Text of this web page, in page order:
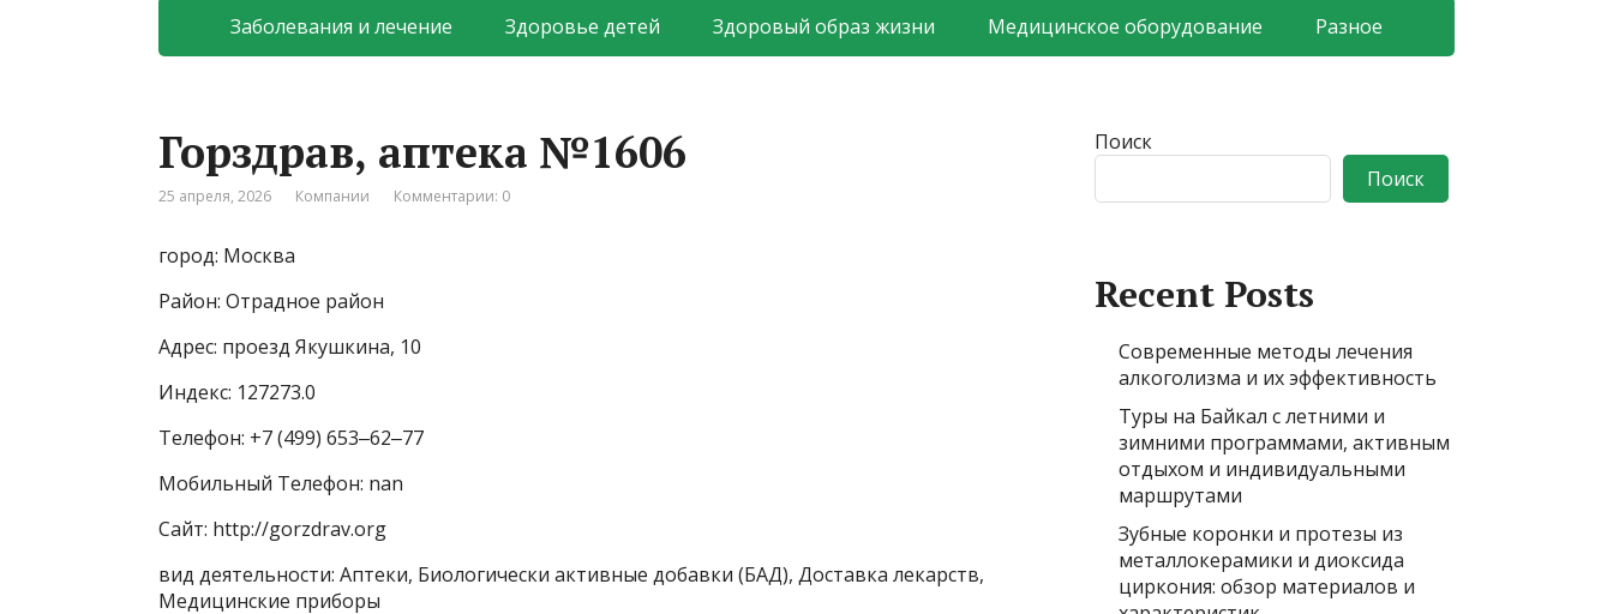
Заболевания и лечение Здоровье детей Здоровый образ жизни Медицинское оборудование Разное
Горздрав, аптека №1606
25 апреля, 2026 Компании Комментарии: 0
город: Москва
Район: Отрадное район
Адрес: проезд Якушкина, 10
Индекс: 127273.0
Телефон: +7 (499) 653‒62‒77
Мобильный Телефон: nan
Сайт: http://gorzdrav.org
вид деятельности: Аптеки, Биологически активные добавки (БАД), Доставка лекарств,
Медицинские приборы
Поиск
Поиск
Recent Posts
Современные методы лечения
алкоголизма и их эффективность
Туры на Байкал с летними и
зимними программами, активным
отдыхом и индивидуальными
маршрутами
Зубные коронки и протезы из
металлокерамики и диоксида
циркония: обзор материалов и